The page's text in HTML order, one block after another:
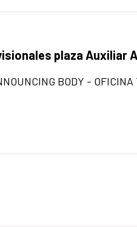
the news item
plaza Auxiliar
BODY -